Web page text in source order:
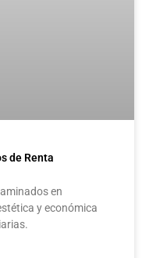
de Renta
en
y económica